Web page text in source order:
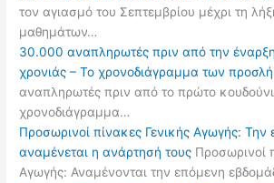
τον αγιασμό του Σεπτεμβρίου μέχρι τη
μαθημάτων…
30.000 αναπληρωτές πριν από την
χρονιάς – Το χρονοδιάγραμμα των
αναπληρωτές πριν από το πρώτο
χρονοδιάγραμμα…
Προσωρινοί πίνακες Γενικής Αγωγής:
αναμένεται η ανάρτησή τους Προσωρινοί
Αγωγής: Αναμένονται την επόμενη